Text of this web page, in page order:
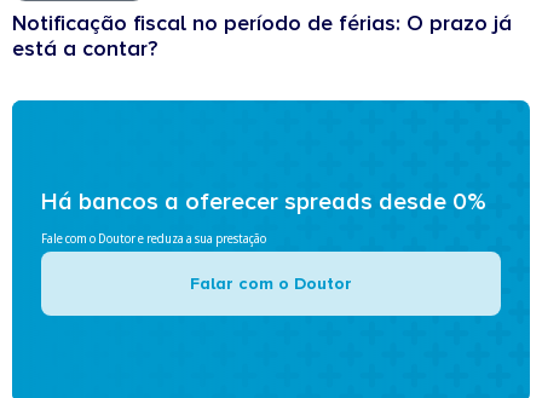
Notificação fiscal no período de férias: O prazo já
está a contar?
Há bancos a oferecer spreads desde 0%
Fale com o Doutor e reduza a sua prestação
Falar com o Doutor